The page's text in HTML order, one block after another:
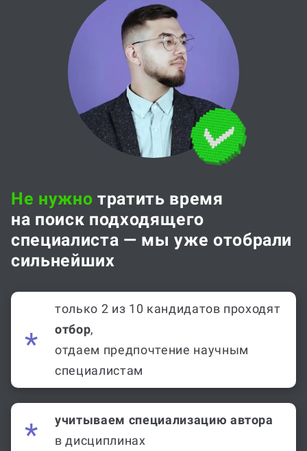
Не нужно тратить время
на поиск подходящего
специалиста — мы уже отобрали
сильнейших
только 2 из 10 кандидатов проходят
отбор,
отдаем предпочтение научным
специалистам
учитываем специализацию автора
в дисциплинах